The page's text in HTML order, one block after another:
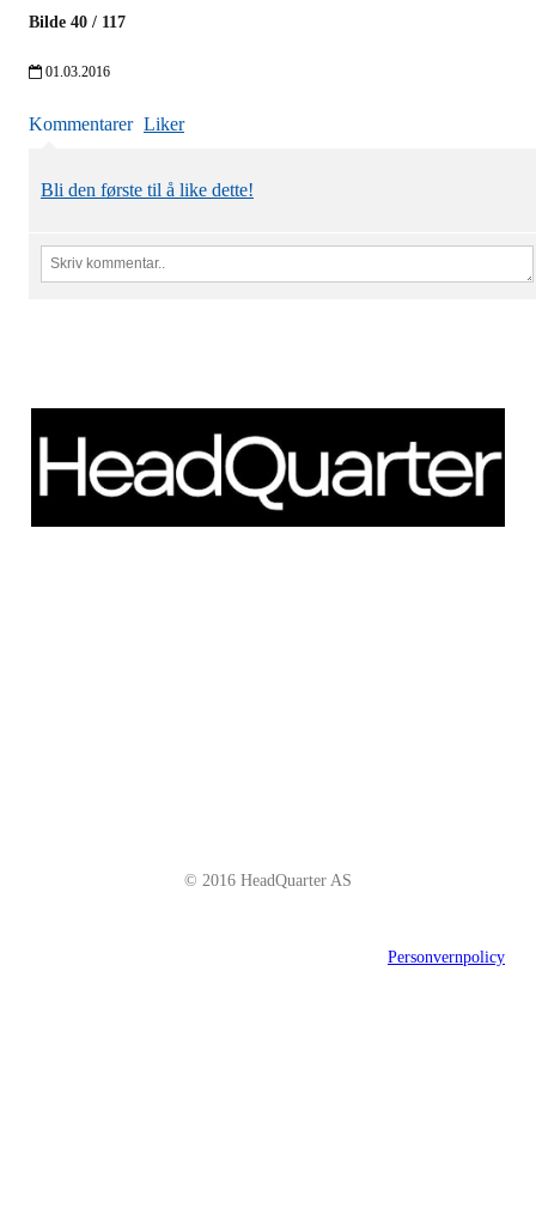
Bilde 40 / 117
01.03.2016
Kommentarer Liker
Bli den første til å like dette!
© 2016 HeadQuarter AS
Personvernpolicy